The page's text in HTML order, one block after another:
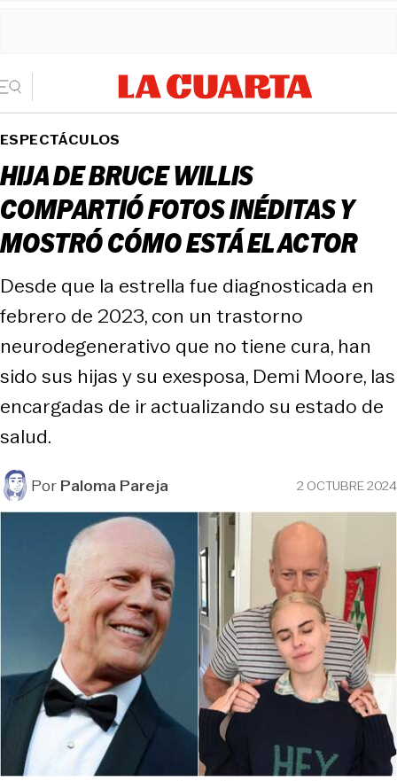
ESPECTÁCULOS
HIJA DE BRUCE WILLIS
COMPARTIÓ FOTOS INÉDITAS Y
MOSTRÓ CÓMO ESTÁ EL ACTOR
Desde que la estrella fue diagnosticada en
febrero de 2023, con un trastorno
neurodegenerativo que no tiene cura, han
sido sus hijas y su exesposa, Demi Moore, las
encargadas de ir actualizando su estado de
salud.
PorPaloma Pareja 2 OCTUBRE 2024